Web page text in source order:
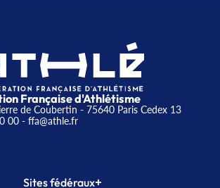
Française d'Athlétisme
de Coubertin - 75640 Paris Cedex 13
00- ffa@athle.fr
Sites fédéraux+